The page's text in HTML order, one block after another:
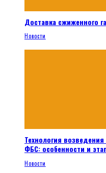
Доставка сжиженного
Новости
Технология
ФБС: особенности и
Новости